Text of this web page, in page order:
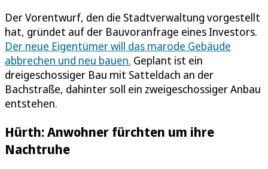
Der Vorentwurf, den die Stadtverwaltung vorgestellt
hat, gründet auf der Bauvoranfrage eines Investors.
Der neue Eigentümer will das marode Gebäude
abbrechen und neu bauen. Geplant ist ein
dreigeschossiger Bau mit Satteldach an der
Bachstraße, dahinter soll ein zweigeschossiger Anbau
entstehen.
Hürth: Anwohner fürchten um ihre
Nachtruhe